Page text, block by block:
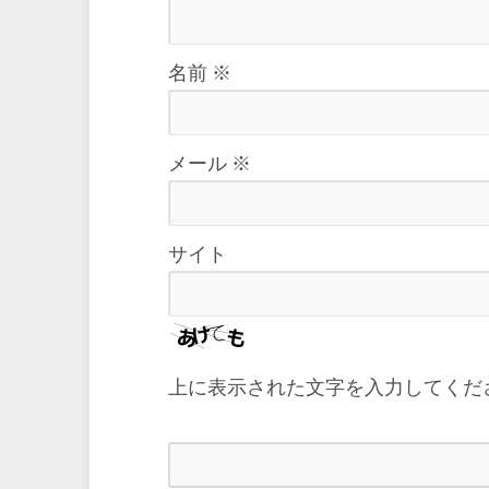
名前 ※
メール ※
サイト
上に表示された文字を入力してくだ